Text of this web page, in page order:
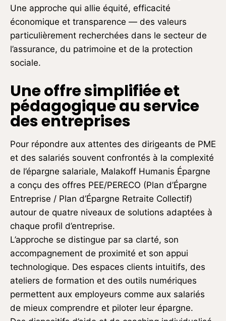
Une approche qui allie équité, efficacité
économique et transparence — des valeurs
particulièrement recherchées dans le secteur de
l’assurance, du patrimoine et de la protection
sociale.
Une offre simplifiée et
pédagogique au service
des entreprises
Pour répondre aux attentes des dirigeants de PME
et des salariés souvent confrontés à la complexité
de l’épargne salariale, Malakoff Humanis Épargne
a conçu des offres PEE/PERECO (Plan d’Épargne
Entreprise / Plan d’Épargne Retraite Collectif)
autour de quatre niveaux de solutions adaptées à
chaque profil d’entreprise.
L’approche se distingue par sa clarté, son
accompagnement de proximité et son appui
technologique. Des espaces clients intuitifs, des
ateliers de formation et des outils numériques
permettent aux employeurs comme aux salariés
de mieux comprendre et piloter leur épargne.